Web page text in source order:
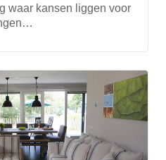
waar kansen liggen voor